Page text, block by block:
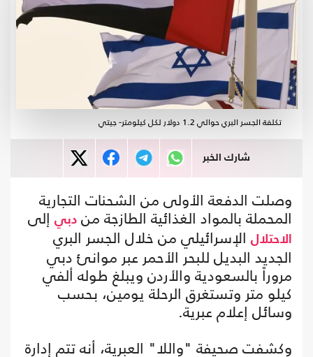
تكلفة الجسر البري حوالي 1.2 دولار لكل كيلومتر- جيتي
شارك الخبر
وصلت الدفعة الأولى من الشحنات التجارية
المحملة بالمواد الغذائية الطازجة من دبي إلى
الاحتلال الإسرائيلي من خلال الجسر البري
الجديد البديل للبحر الأحمر عبر موانئ دبي
مروراً بالسعودية والأردن ويبلغ طوله ألفي
كيلو متر وتستغرق الرحلة يومين، بحسب
وسائل إعلام عبرية.
وكشفت صحيفة "واللا" العبرية، أنه تتم إدارة